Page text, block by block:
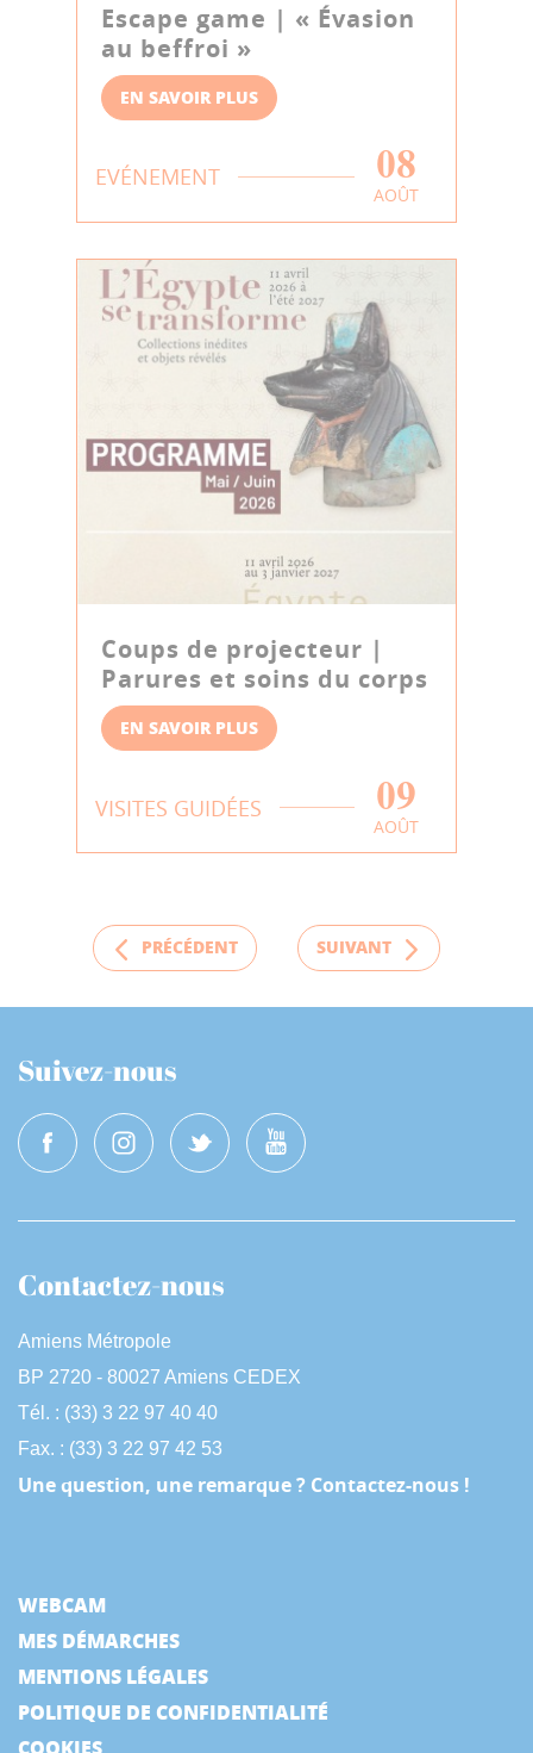
Escape game | « Évasion
au beffroi »
EN SAVOIR PLUS
EVÉNEMENT 08
AOÛT
Coups de projecteur |
Parures et soins du corps
EN SAVOIR PLUS
VISITES GUIDÉES 09
AOÛT
PRÉCÉDENT SUIVANT
Suivez-nous
Contactez-nous
Amiens Métropole
BP 2720 - 80027 Amiens CEDEX
Tél. : (33) 3 22 97 40 40
Fax. : (33) 3 22 97 42 53
Une question, une remarque ? Contactez-nous !
WEBCAM
MES DÉMARCHES
MENTIONS LÉGALES
POLITIQUE DE CONFIDENTIALITÉ
COOKIES